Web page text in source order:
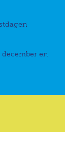
december en